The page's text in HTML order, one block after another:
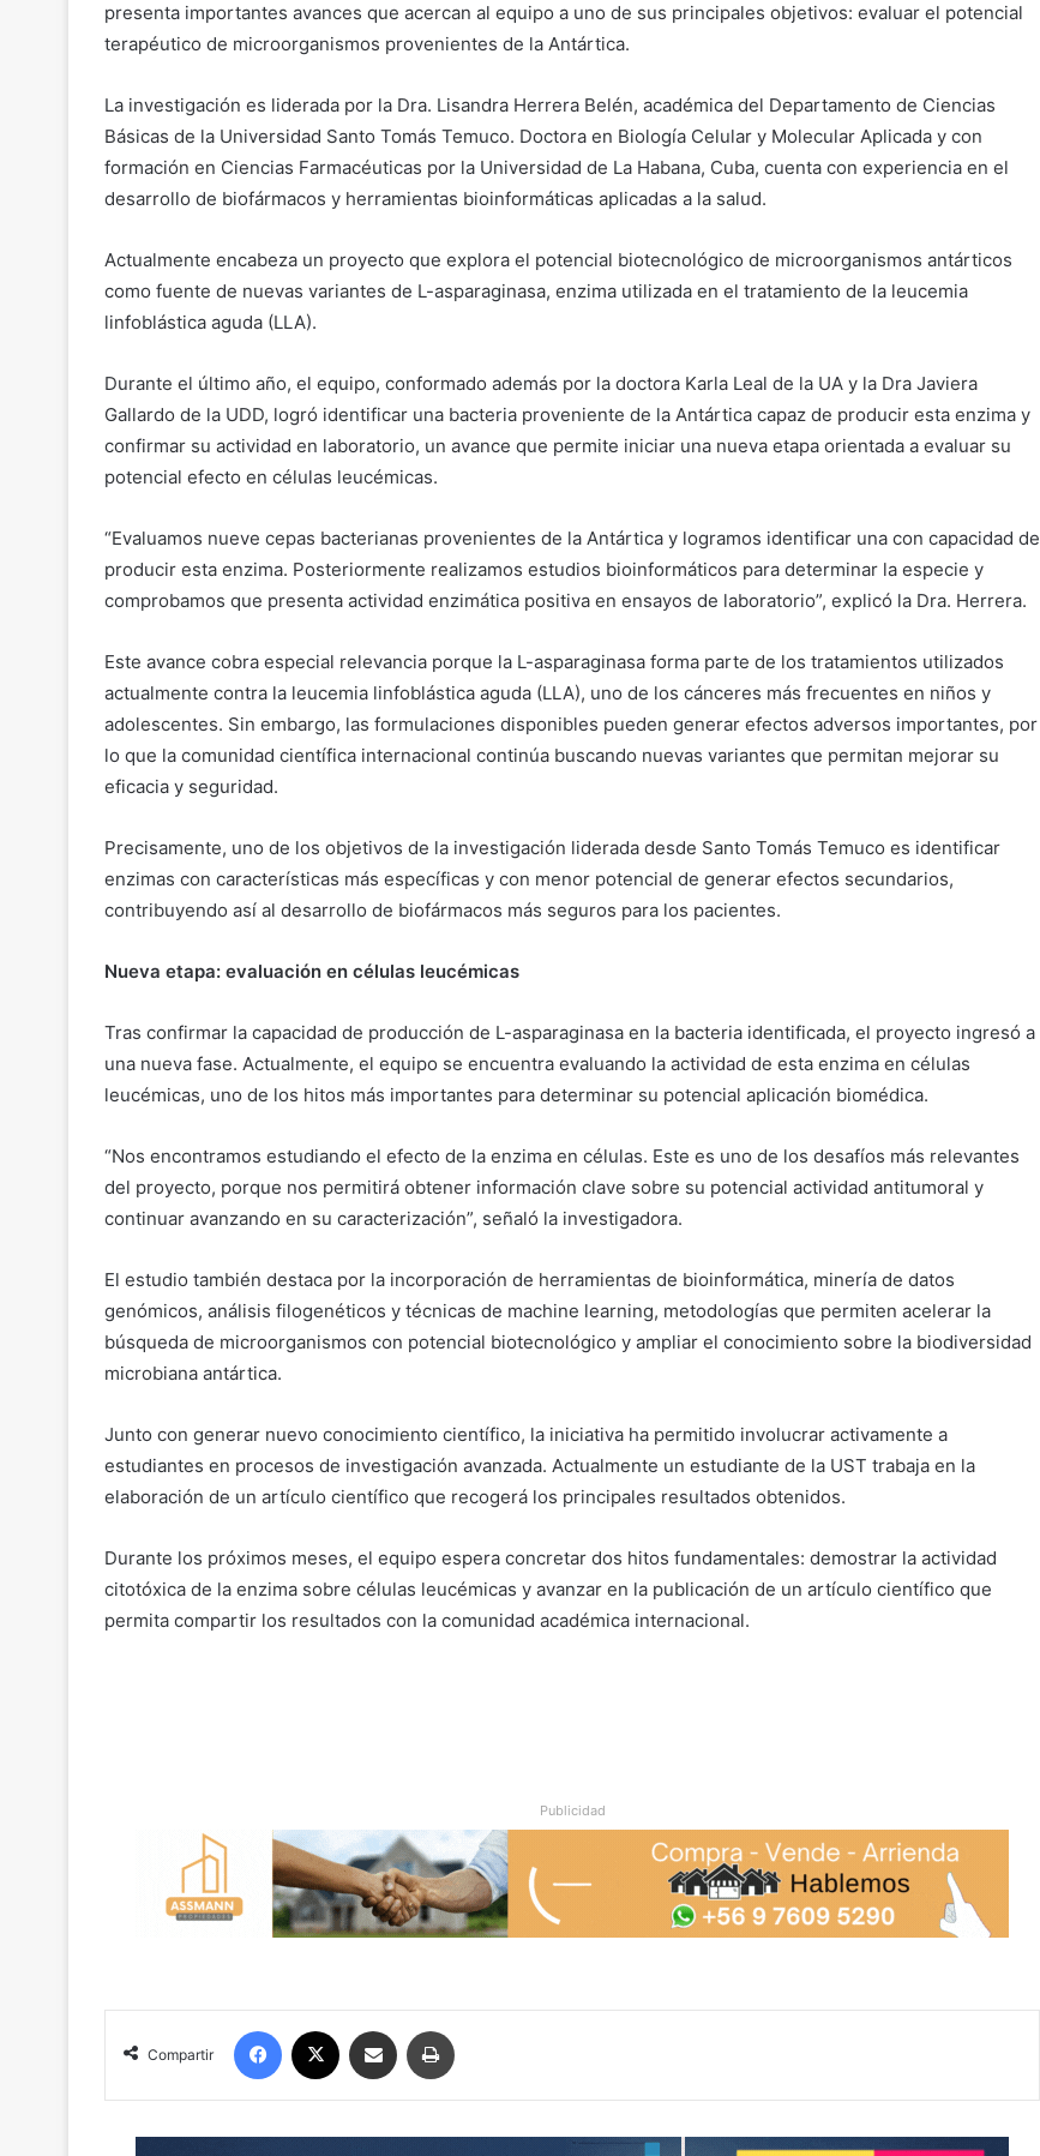
presenta importantes avances que acercan al equipo a uno de sus principales objetivos: evaluar el potencial
terapéutico de microorganismos provenientes de la Antártica.
La investigación es liderada por la Dra. Lisandra Herrera Belén, académica del Departamento de Ciencias
Básicas de la Universidad Santo Tomás Temuco. Doctora en Biología Celular y Molecular Aplicada y con
formación en Ciencias Farmacéuticas por la Universidad de La Habana, Cuba, cuenta con experiencia en el
desarrollo de biofármacos y herramientas bioinformáticas aplicadas a la salud.
Actualmente encabeza un proyecto que explora el potencial biotecnológico de microorganismos antárticos
como fuente de nuevas variantes de L-asparaginasa, enzima utilizada en el tratamiento de la leucemia
linfoblástica aguda (LLA).
Durante el último año, el equipo, conformado además por la doctora Karla Leal de la UA y la Dra Javiera
Gallardo de la UDD, logró identificar una bacteria proveniente de la Antártica capaz de producir esta enzima y
confirmar su actividad en laboratorio, un avance que permite iniciar una nueva etapa orientada a evaluar su
potencial efecto en células leucémicas.
“Evaluamos nueve cepas bacterianas provenientes de la Antártica y logramos identificar una con capacidad de
producir esta enzima. Posteriormente realizamos estudios bioinformáticos para determinar la especie y
comprobamos que presenta actividad enzimática positiva en ensayos de laboratorio”, explicó la Dra. Herrera.
Este avance cobra especial relevancia porque la L-asparaginasa forma parte de los tratamientos utilizados
actualmente contra la leucemia linfoblástica aguda (LLA), uno de los cánceres más frecuentes en niños y
adolescentes. Sin embargo, las formulaciones disponibles pueden generar efectos adversos importantes, por
lo que la comunidad científica internacional continúa buscando nuevas variantes que permitan mejorar su
eficacia y seguridad.
Precisamente, uno de los objetivos de la investigación liderada desde Santo Tomás Temuco es identificar
enzimas con características más específicas y con menor potencial de generar efectos secundarios,
contribuyendo así al desarrollo de biofármacos más seguros para los pacientes.
Nueva etapa: evaluación en células leucémicas
Tras confirmar la capacidad de producción de L-asparaginasa en la bacteria identificada, el proyecto ingresó a
una nueva fase. Actualmente, el equipo se encuentra evaluando la actividad de esta enzima en células
leucémicas, uno de los hitos más importantes para determinar su potencial aplicación biomédica.
“Nos encontramos estudiando el efecto de la enzima en células. Este es uno de los desafíos más relevantes
del proyecto, porque nos permitirá obtener información clave sobre su potencial actividad antitumoral y
continuar avanzando en su caracterización”, señaló la investigadora.
El estudio también destaca por la incorporación de herramientas de bioinformática, minería de datos
genómicos, análisis filogenéticos y técnicas de machine learning, metodologías que permiten acelerar la
búsqueda de microorganismos con potencial biotecnológico y ampliar el conocimiento sobre la biodiversidad
microbiana antártica.
Junto con generar nuevo conocimiento científico, la iniciativa ha permitido involucrar activamente a
estudiantes en procesos de investigación avanzada. Actualmente un estudiante de la UST trabaja en la
elaboración de un artículo científico que recogerá los principales resultados obtenidos.
Durante los próximos meses, el equipo espera concretar dos hitos fundamentales: demostrar la actividad
citotóxica de la enzima sobre células leucémicas y avanzar en la publicación de un artículo científico que
permita compartir los resultados con la comunidad académica internacional.
Publicidad
Compartir